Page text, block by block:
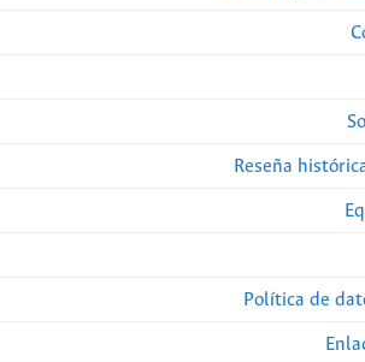
Reseña
Política de